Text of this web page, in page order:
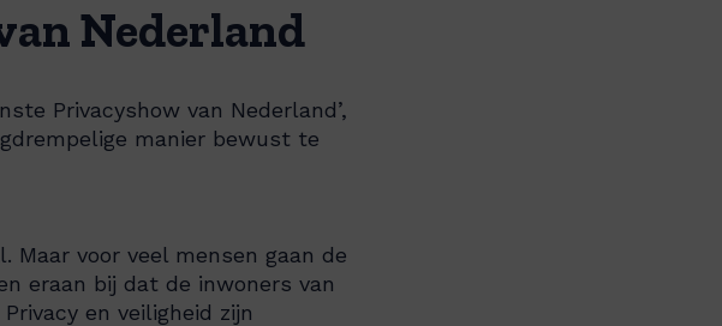
Nederland
Privacyshow van Nederland’,
manier bewust te
Maar voor veel mensen gaan de
eraan bij dat de inwoners van
en veiligheid zijn